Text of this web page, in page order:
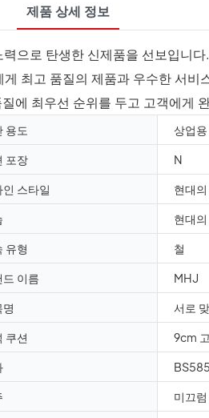
제품 상세 정보
으로 탄생한 신제품을 선보입니
최고 품질의 제품과 우수한 서
에 최우선 순위를 두고 고객에게
용도 상업
포장 N
인 스타일 현대의
현대의
유형 철
드 이름 MHJ
명 서로
쿠션 9cm
미끄